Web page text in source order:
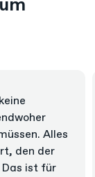
Alles
den der
ist für